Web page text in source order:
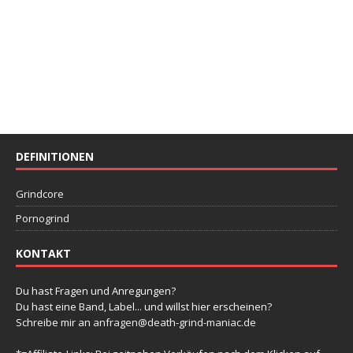
DEFINITIONEN
Grindcore
Pornogrind
KONTAKT
Du hast Fragen und Anregungen?
Du hast eine Band, Label... und willst hier erscheinen?
Schreibe mir an anfragen@death-grind-maniac.de